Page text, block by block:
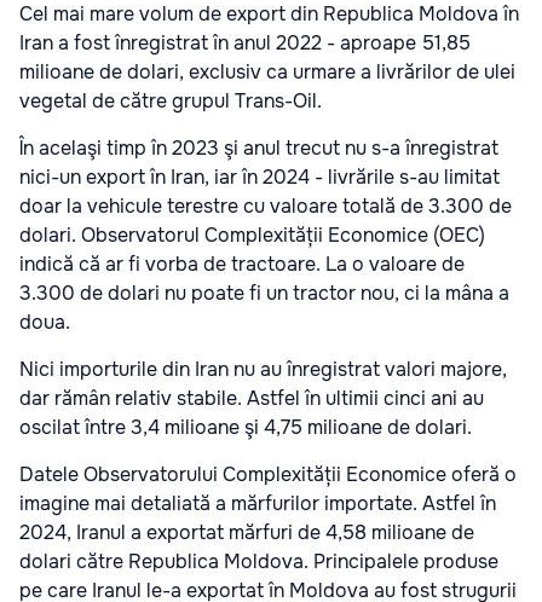
Cel mai mare volum de export din Republica Moldova în
Iran a fost înregistrat în anul 2022 - aproape 51,85
milioane de dolari, exclusiv ca urmare a livrărilor de ulei
vegetal de către grupul Trans-Oil.
În acelaşi timp în 2023 şi anul trecut nu s-a înregistrat
nici-un export în Iran, iar în 2024 - livrările s-au limitat
doar la vehicule terestre cu valoare totală de 3.300 de
dolari. Observatorul Complexității Economice (OEC)
indică că ar fi vorba de tractoare. La o valoare de
3.300 de dolari nu poate fi un tractor nou, ci la mâna a
doua.
Nici importurile din Iran nu au înregistrat valori majore,
dar rămân relativ stabile. Astfel în ultimii cinci ani au
oscilat între 3,4 milioane şi 4,75 milioane de dolari.
Datele Observatorului Complexității Economice oferă o
imagine mai detaliată a mărfurilor importate. Astfel în
2024, Iranul a exportat mărfuri de 4,58 milioane de
dolari către Republica Moldova. Principalele produse
pe care Iranul le-a exportat în Moldova au fost strugurii